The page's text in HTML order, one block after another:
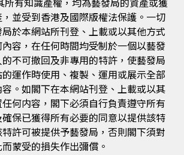
所有知識產權，均為藝發局的資產或獲
並受到香港及國際版權法保護。一切
於本網站所刊登、上載或以其他方式
容，在任何時間均受制於一個以藝發
不可撤回及非專用的特許，使藝發局
運作時使用、複製、運用或展示全部
。如閣下在本網站刊登、上載或以其
何内容，閣下必須自行負責遵守所有
保已獲得所有必要的同意以提供該特
許可被提供予藝發局，否則閣下須對
蒙受的損失作出彌償。